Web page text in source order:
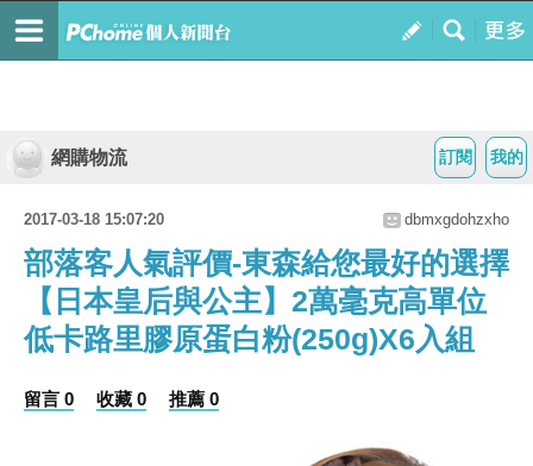
我的
訂閱
網購物流
2017-03-18 15:07:20 dbmxgdohzxho
部落客人氣評價-東森給您最好的選擇
【日本皇后與公主】2萬毫克高單位
低卡路里膠原蛋白粉(250g)X6入組
留言 0 收藏 0 推薦 0